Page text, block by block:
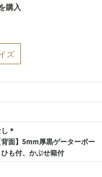
購入
ズ
＊
面】5mm厚黒ゲーターボー
も付、かぶせ箱付